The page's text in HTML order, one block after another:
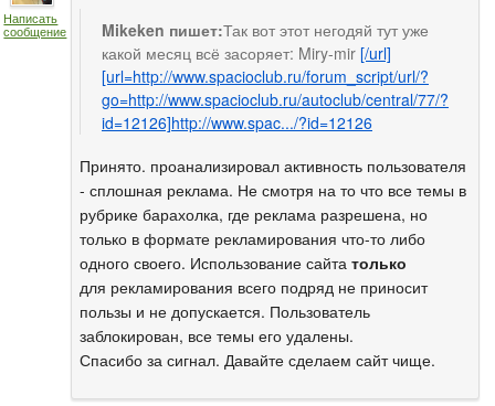
Написать
сообщение Mikeken пишет:Так вот этот негодяй тут уже
какой месяц всё засоряет: Miry-mir [/url]
[url=http://www.spacioclub.ru/forum_script/url/?
go=http://www.spacioclub.ru/autoclub/central/77/?
id=12126]http://www.spac.../?id=12126
Принято. проанализировал активность пользователя
- сплошная реклама. Не смотря на то что все темы в
рубрике барахолка, где реклама разрешена, но
только в формате рекламирования что-то либо
одного своего. Использование сайта только
для рекламирования всего подряд не приносит
пользы и не допускается. Пользователь
заблокирован, все темы его удалены.
Спасибо за сигнал. Давайте сделаем сайт чище.